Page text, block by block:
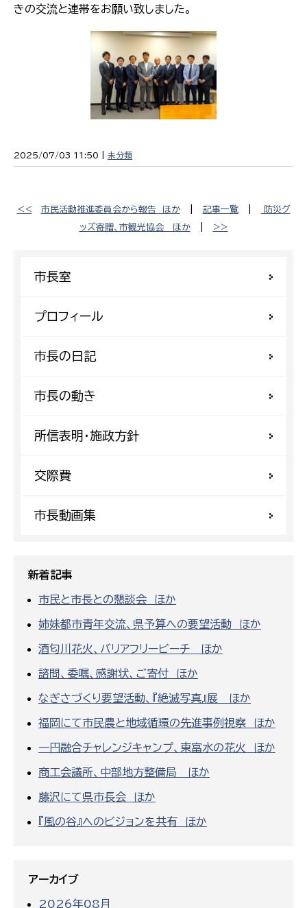
きの交流と連帯をお願い致しました。
2025/07/03 11:50 | 未分類
<< 市民活動推進委員会から報告 ほか| 記事一覧|
防災グ
ッズ寄贈、市観光協会 ほか| >>
市長室
プロフィール
市長の日記
市長の動き
所信表明・施政方針
交際費
市長動画集
新着記事
市民と市長との懇談会 ほか
姉妹都市青年交流、県予算への要望活動 ほか
酒匂川花火、バリアフリービーチ ほか
諮問、委嘱、感謝状、ご寄付 ほか
なぎさづくり要望活動、『絶滅写真』展 ほか
福岡にて市民農と地域循環の先進事例視察 ほか
一円融合チャレンジキャンプ、東富水の花火 ほか
商工会議所、中部地方整備局 ほか
藤沢にて県市長会 ほか
『風の谷』へのビジョンを共有 ほか
アーカイブ
2026年08月